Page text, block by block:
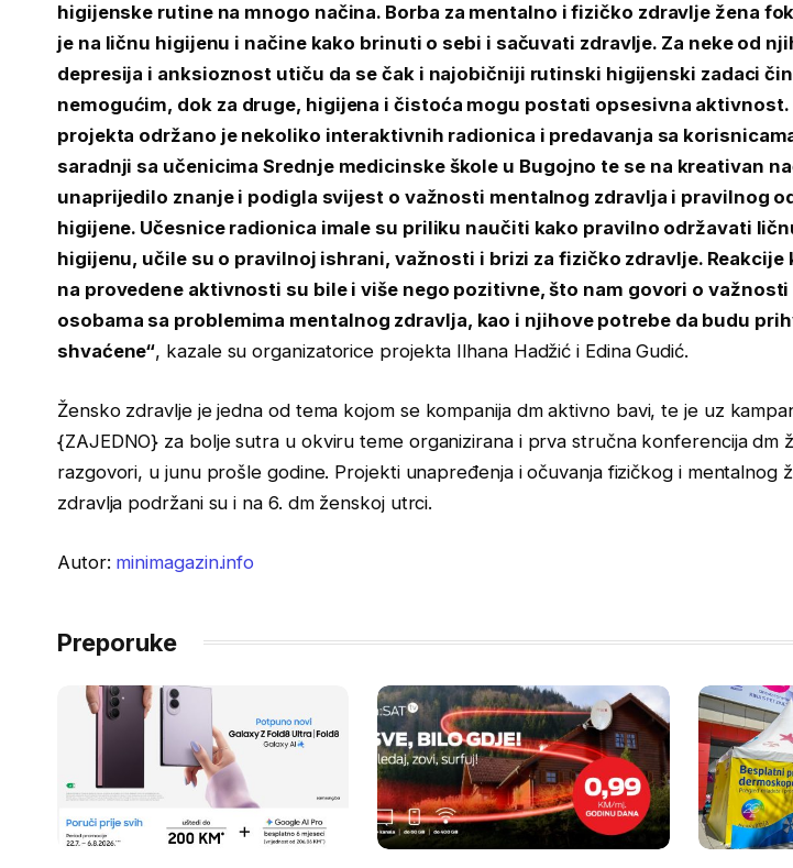
higijenske rutine na mnogo načina. Borba za mentalno i fizičko zdravlje žena
je na ličnu higijenu i načine kako brinuti o sebi i sačuvati zdravlje. Za neke od
depresija i anksioznost utiču da se čak i najobičniji rutinski higijenski zadaci
nemogućim, dok za druge, higijena i čistoća mogu postati opsesivna aktivnost.
projekta održano je nekoliko interaktivnih radionica i predavanja sa
saradnji sa učenicima Srednje medicinske škole u Bugojno te se na kreativan
unaprijedilo znanje i podigla svijest o važnosti mentalnog zdravlja i pravilnog
higijene. Učesnice radionica imale su priliku naučiti kako pravilno održavati
higijenu, učile su o pravilnoj ishrani, važnosti i brizi za fizičko zdravlje. Reakcije
na provedene aktivnosti su bile i više nego pozitivne, što nam govori o
osobama sa problemima mentalnog zdravlja, kao i njihove potrebe da budu
shvaćene“, kazale su organizatorice projekta Ilhana Hadžić i Edina Gudić.
Žensko zdravlje je jedna od tema kojom se kompanija dm aktivno bavi, te je uz
{ZAJEDNO} za bolje sutra u okviru teme organizirana i prva stručna konferencija dm
razgovori, u junu prošle godine. Projekti unapređenja i očuvanja fizičkog i mentalnog
zdravlja podržani su i na 6. dm ženskoj utrci.
Autor: minimagazin.info
Preporuke